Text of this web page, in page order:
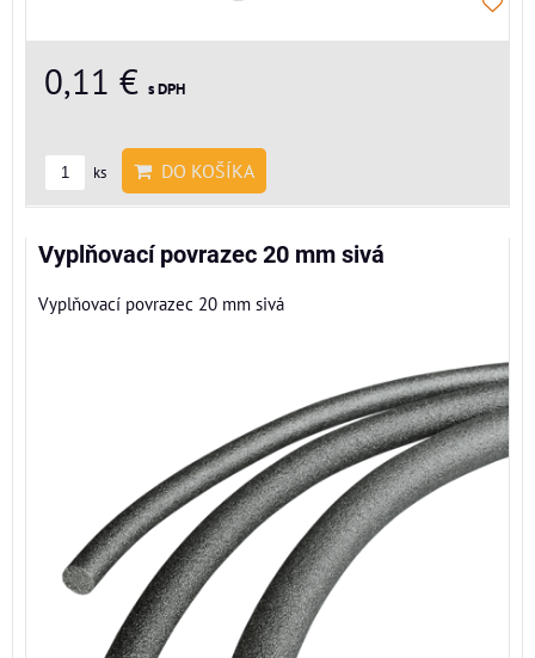
0,11 € s DPH
ks DO KOŠÍKA
Vyplňovací povrazec 20 mm sivá
Vyplňovací povrazec 20 mm sivá